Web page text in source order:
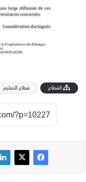
القطاع قطاع التعليم